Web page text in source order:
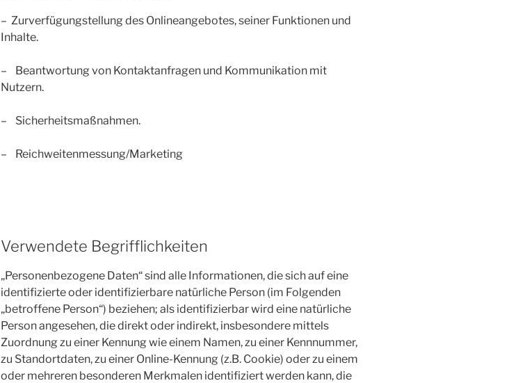
– Zurverfügungstellung des Onlineangebotes, seiner Funktionen und
Inhalte.
– Beantwortung von Kontaktanfragen und Kommunikation mit
Nutzern.
– Sicherheitsmaßnahmen.
– Reichweitenmessung/Marketing
Verwendete Begrifflichkeiten
„Personenbezogene Daten“ sind alle Informationen, die sich auf eine
identifizierte oder identifizierbare natürliche Person (im Folgenden
„betroffene Person“) beziehen; als identifizierbar wird eine natürliche
Person angesehen, die direkt oder indirekt, insbesondere mittels
Zuordnung zu einer Kennung wie einem Namen, zu einer Kennnummer,
zu Standortdaten, zu einer Online-Kennung (z.B. Cookie) oder zu einem
oder mehreren besonderen Merkmalen identifiziert werden kann, die